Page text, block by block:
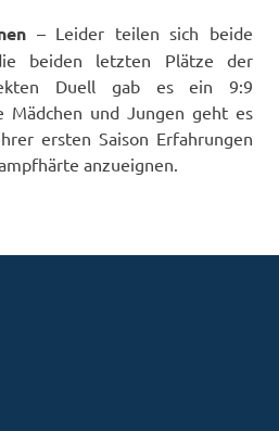
– Leider teilen sich beide
beiden letzten Plätze der
Duell gab es ein 9:9
Mädchen und Jungen geht es
ersten Saison Erfahrungen
anzueignen.